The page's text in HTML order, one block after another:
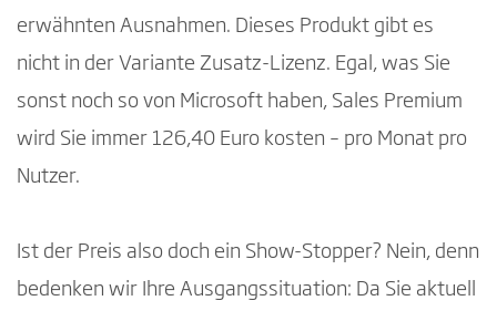
erwähnten Ausnahmen. Dieses Produkt gibt es
nicht in der Variante Zusatz-Lizenz. Egal, was Sie
sonst noch so von Microsoft haben, Sales Premium
wird Sie immer 126,40 Euro kosten – pro Monat pro
Nutzer.
Ist der Preis also doch ein Show-Stopper? Nein, denn
bedenken wir Ihre Ausgangssituation: Da Sie aktuell